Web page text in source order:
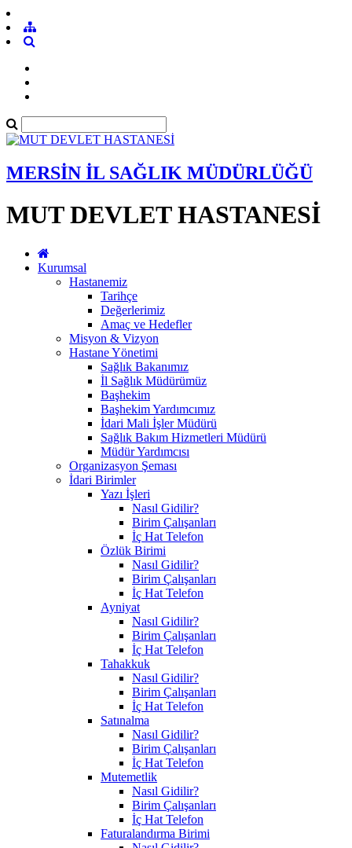
MERSİN İL SAĞLIK MÜDÜRLÜĞÜ
MUT DEVLET HASTANESİ
Kurumsal
Hastanemiz
Tarihçe
Değerlerimiz
Amaç ve Hedefler
Misyon & Vizyon
Hastane Yönetimi
Sağlık Bakanımız
İl Sağlık Müdürümüz
Başhekim
Başhekim Yardımcımız
İdari Mali İşler Müdürü
Sağlık Bakım Hizmetleri Müdürü
Müdür Yardımcısı
Organizasyon Şeması
İdari Birimler
Yazı İşleri
Nasıl Gidilir?
Birim Çalışanları
İç Hat Telefon
Özlük Birimi
Nasıl Gidilir?
Birim Çalışanları
İç Hat Telefon
Ayniyat
Nasıl Gidilir?
Birim Çalışanları
İç Hat Telefon
Tahakkuk
Nasıl Gidilir?
Birim Çalışanları
İç Hat Telefon
Satınalma
Nasıl Gidilir?
Birim Çalışanları
İç Hat Telefon
Mutemetlik
Nasıl Gidilir?
Birim Çalışanları
İç Hat Telefon
Faturalandırma Birimi